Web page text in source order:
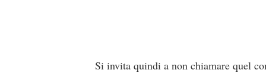
Si invita quindi a non chiamare quel